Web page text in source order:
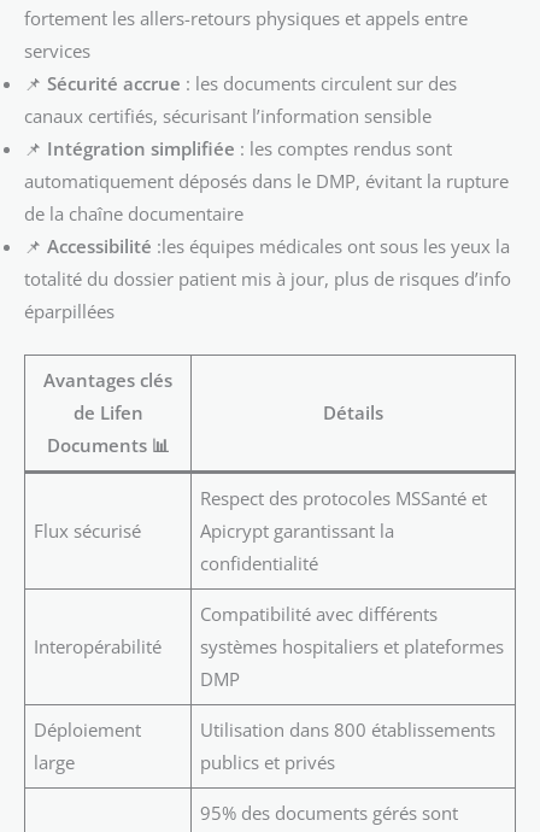
fortement les allers-retours physiques et appels entre
services
📌 Sécurité accrue : les documents circulent sur des
canaux certifiés, sécurisant l’information sensible
📌 Intégration simplifiée : les comptes rendus sont
automatiquement déposés dans le DMP, évitant la rupture
de la chaîne documentaire
📌 Accessibilité :les équipes médicales ont sous les yeux la
totalité du dossier patient mis à jour, plus de risques d’info
éparpillées
Avantages clés
de Lifen
Documents 📊
Détails
Flux sécurisé
Respect des protocoles MSSanté et
Apicrypt garantissant la
confidentialité
Interopérabilité
Compatibilité avec différents
systèmes hospitaliers et plateformes
DMP
Déploiement
large
Utilisation dans 800 établissements
publics et privés
95% des documents gérés sont